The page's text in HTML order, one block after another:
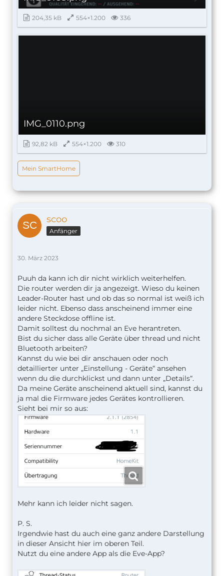
204,35 kB 554×1.200 336
IMG_0110.png
92,82 kB 554×1.200 310
Mein SmartHome
scoo
Anfänger
30. März 2023
Puuh da kann ich dir nicht wirklich weiterhelfen.
Die router werden dir ja angezeigt. Wieso du keinen
Leader-Router hast und ob das so normal ist weiß ich
leider nicht. Ebenso dass anscheinend immer eine
andere Steckdose offline ist.
Damit solltest du nochmal an Eve herantreten.
Bist du sicher dass alle Geräte über thread und nicht
Bluetooth arbeiten?
Kannst du wie bei dir anschauen oder noch
detaillierter unter „Einstellung - Geräte“ ansehen
wenn du die durchklickst und dann unter „Details“.
Da meine Geräte anscheinend aktuell sind, kannst du
ja mal die Firmware jedes Gerätes kontrollieren.
Sieht bei mir so aus:
Mehr kann ich leider nicht sagen.
P. S.
Irgendwie hast du auch eine ganz andere Darstellung
in dieser Ansicht hier im oberen Teil.
Nutzt du eine andere App als die Eve-App?